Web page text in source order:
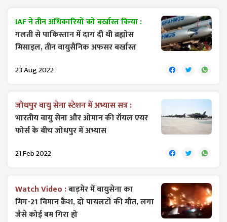
IAF ने तीन अधिकारियों को बर्खास्त किया :
गलती से पाकिस्तान में दाग दी थी ब्रह्मोस
मिसाइल, तीन वायुसैनिक अफसर बर्खास्त
23 Aug 2022
जोधपुर वायु सेना स्टेशन में अभ्यास सत्र :
भारतीय वायु सेना और ओमान की रॉयल एयर
फोर्स के बीच जोधपुर में अभ्यास
21 Feb 2022
Watch Video :बाड़मेर में वायुसेना का
मिग-21 विमान क्रैश, दो पायलटों की मौत, लगा
जैसे कोई बम गिरा हो